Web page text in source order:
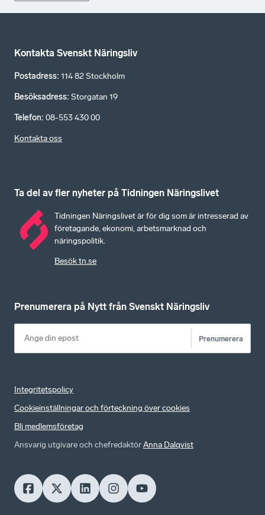
Kontakta Svenskt Näringsliv
Postadress: 114 82 Stockholm
Besöksadress: Storgatan 19
Telefon: 08-553 430 00
Kontakta oss
Ta del av fler nyheter på Tidningen Näringslivet
Tidningen Näringslivet är för dig som är intresserad av
företagande, ekonomi, arbetsmarknad och
näringspolitik.
Besök tn.se
Prenumerera på Nytt från Svenskt Näringsliv
Prenumerera
Integritetspolicy
Cookieinställningar och förteckning över cookies
Bli medlemsföretag
Ansvarig utgivare och chefredaktörAnna Dalqvist